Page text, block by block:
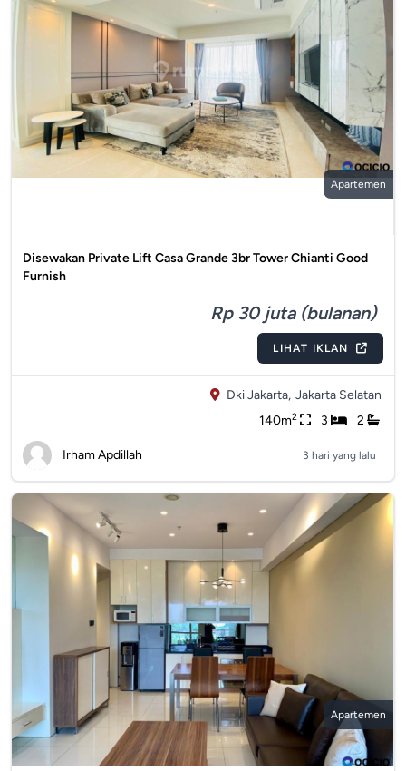
Apartemen
Disewakan Private Lift Casa Grande 3br Tower Chianti Good
Furnish
Rp 30 juta (bulanan)
LIHAT IKLAN
Dki Jakarta, Jakarta Selatan
140m2 3 2
Irham Apdillah 3 hari yang lalu
Apartemen